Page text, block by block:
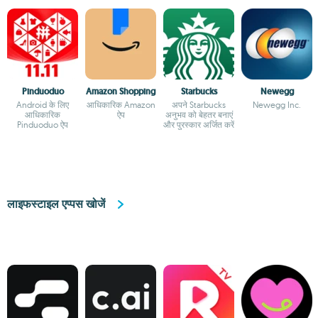
Pinduoduo
Android के लिए
आधिकारिक
Pinduoduo ऐप
Amazon Shopping
आधिकारिक Amazon
ऐप
Starbucks
अपने Starbucks
अनुभव को बेहतर बनाएं
और पुरस्कार अर्जित करें
Newegg
Newegg Inc.
लाइफस्टाइल एप्पस खोजें